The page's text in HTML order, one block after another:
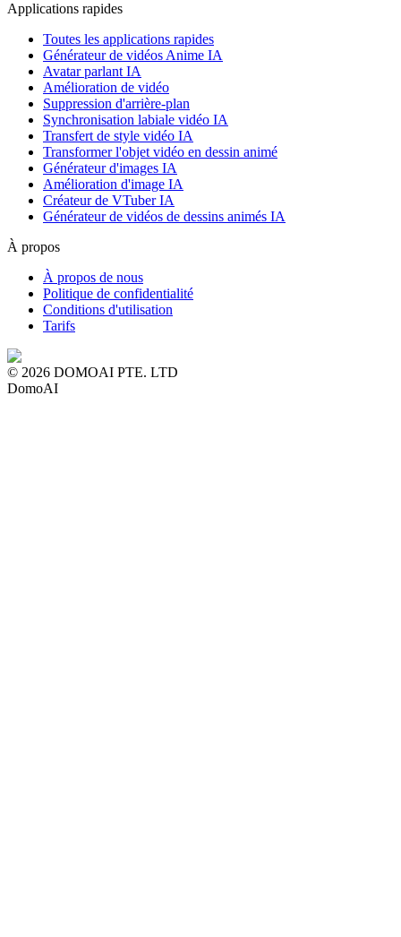
Applications rapides
Toutes les applications rapides
Générateur de vidéos Anime IA
Avatar parlant IA
Amélioration de vidéo
Suppression d'arrière-plan
Synchronisation labiale vidéo IA
Transfert de style vidéo IA
Transformer l'objet vidéo en dessin animé
Générateur d'images IA
Amélioration d'image IA
Créateur de VTuber IA
Générateur de vidéos de dessins animés IA
À propos
À propos de nous
Politique de confidentialité
Conditions d'utilisation
Tarifs
© 2026 DOMOAI PTE. LTD
DomoAI